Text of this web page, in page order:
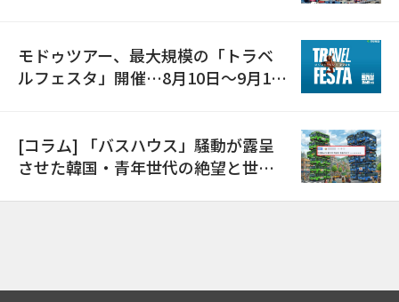
モドゥツアー、最大規模の「トラベ
ルフェスタ」開催…8月10日～9月11
[コラム] 「バスハウス」騒動が露呈
させた韓国・青年世代の絶望と世代